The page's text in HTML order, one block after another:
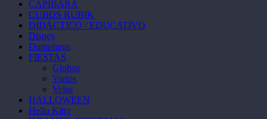
producto
CAPIBARA
CUBOS RUBIK
DIDÁCTICO / EDUCATIVO
Disney
Dumplings
FIESTAS
Globos
Varios
Velas
HALLOWEEN
Hello Kitty